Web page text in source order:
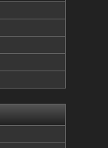
...
ょ...